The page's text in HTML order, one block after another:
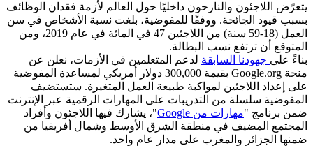
يتعرّض اللاجئون والنازحون داخليًا حول العالم لأزمة فقدان الوظائف
بسبب قيود الجائحة. ووفقًا للمفوضية، بلغت نسبة الأشخاص في سن
العمل (18-59 سنة) من اللاجئين 47 في المائة في عام 2019، ومن
المتوقع أن ترتفع نسب البطالة.
بناءً على جهودنا السابقة لدعم المتعلمين في الأزمات، نعلن عن
منحة Google.org بقيمة 300,000 دولار أمريكي لمساعدة المفوضية
على إعداد اللاجئين لمواكبة طبيعة العمل المتغيرة. ستستضيف
المفوضية سلسلة من التدريبات على المهارات الرقمية عبر الإنترنت
ضمن برنامج "مهارات من Google
"، يشارك فيها اللاجئون وأفراد
المجتمع المضيف في منطقة الشرق الأوسط وشمال أفريقيا من
ضمنها الجزائر والمغرب على مدار عام واحد.